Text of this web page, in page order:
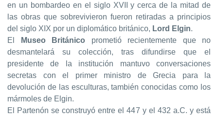
en un bombardeo en el siglo XVII y cerca de la mitad de
las obras que sobrevivieron fueron retiradas a principios
del siglo XIX por un diplomático británico, Lord Elgin.
El
Museo Británico prometió recientemente que no
desmantelará su colección, tras difundirse que el
presidente de la institución mantuvo conversaciones
secretas con el primer ministro de Grecia para la
devolución de las esculturas, también conocidas como los
mármoles de Elgin.
El Partenón se construyó entre el 447 y el 432 a.C. y está